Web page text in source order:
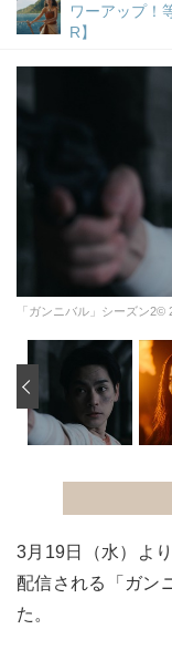
ワーアップ！
R】
「ガンニバル」シーズン2©
3月19日（水）よ
配信される「ガン
た。